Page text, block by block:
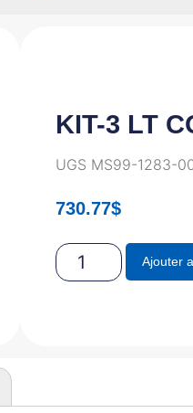
KIT-3 LT
UGS MS99-1283-
730.77$
Ajouter